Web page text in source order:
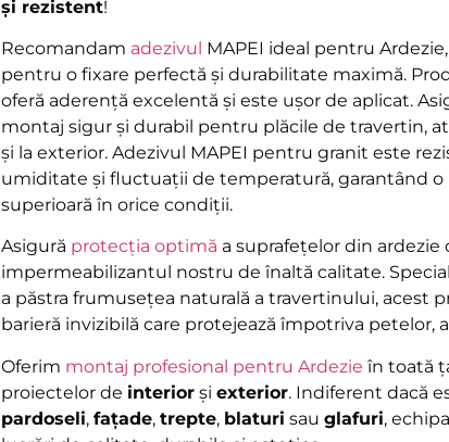
și rezistent!
Recomandam adezivul MAPEI ideal pentru
pentru o fixare perfectă și durabilitate maximă.
oferă aderență excelentă și este ușor de aplicat.
montaj sigur și durabil pentru plăcile de travertin,
și la exterior. Adezivul MAPEI pentru granit este
umiditate și fluctuații de temperatură, garantând o
superioară în orice condiții.
Asigură protecția optimă a suprafețelor din ardezie
impermeabilizantul nostru de înaltă calitate.
a păstra frumusețea naturală a travertinului, acest
barieră invizibilă care protejează împotriva petelor,
Oferim montaj profesional pentru Ardezie în toată
proiectelor de interior și exterior. Indiferent dacă
pardoseli, fațade, trepte, blaturi sau glafuri,